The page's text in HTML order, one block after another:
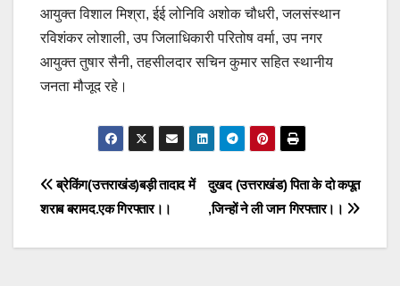
आयुक्त विशाल मिश्रा, ईई लोनिवि अशोक चौधरी, जलसंस्थान
रविशंकर लोशाली, उप जिलाधिकारी परितोष वर्मा, उप नगर
आयुक्त तुषार सैनी, तहसीलदार सचिन कुमार सहित स्थानीय
जनता मौजूद रहे।
Post
navigation
दुखद (उत्तराखंड) पिता के दो कपूत
,जिन्हों ने ली जान गिरफ्तार।।
ब्रेकिंग(उत्तराखंड)बड़ी तादाद में
शराब बरामद.एक गिरफ्तार।।